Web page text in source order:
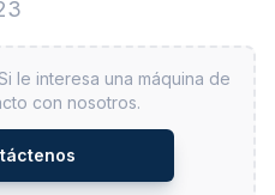
le interesa una máquina de
con nosotros.